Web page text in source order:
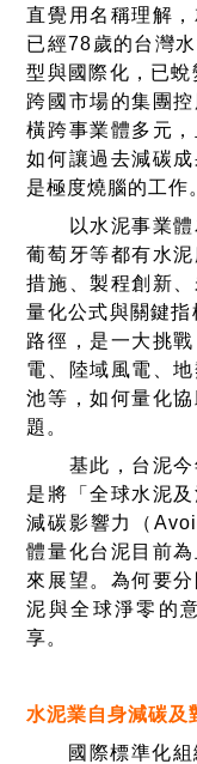
直覺用名稱理解
已經78歲的台灣
型與國際化，已
跨國市場的集團
橫跨事業體多元
如何讓過去減碳
是極度燒腦的工作
以水泥事業體
葡萄牙等都有水
措施、製程創新
量化公式與關鍵
路徑，是一大挑
電、陸域風電、
池等，如何量化
題。
基此，台泥今
是將「全球水泥
減碳影響力（
體量化台泥目前
來展望。為何要
泥與全球淨零的
享。
水泥業自身減碳及
國際標準化組